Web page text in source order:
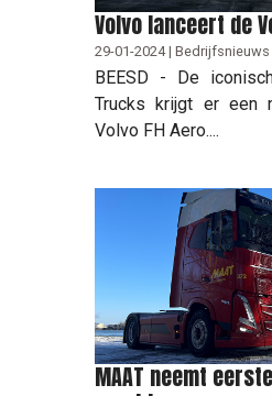
Volvo lanceert de
29-01-2024 | Bedrijfsnieuws
BEESD - De
Trucks krijgt er een
Volvo FH Aero....
MAAT neemt